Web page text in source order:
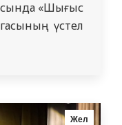
«Шығыс
үстел
«СМУ» КеАҚ
.А.М 2 орын
Жел